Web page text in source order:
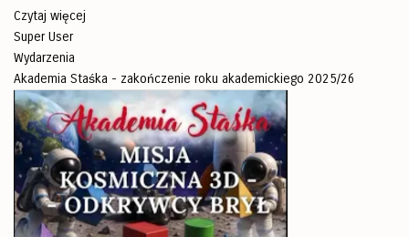
Czytaj więcej
Super User
Wydarzenia
Akademia Staśka - zakończenie roku akademickiego 2025/26